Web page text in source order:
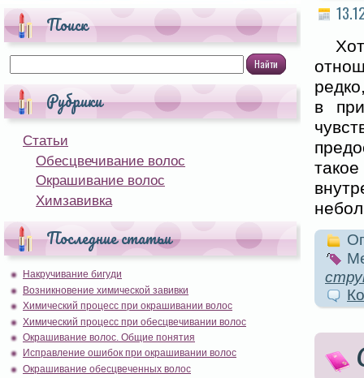
Поиск
Рубрики
Статьи
Обесцвечивание волос
Окрашивание волос
Химзавивка
Последние статьи
Накручивание бигуди
Возникновение химической завивки
Химический процесс при окрашивании волос
Химический процесс при обесцвечивании волос
Окрашивание волос. Общие понятия
Исправление ошибок при окрашивании волос
Окрашивание обесцвеченных волос
в